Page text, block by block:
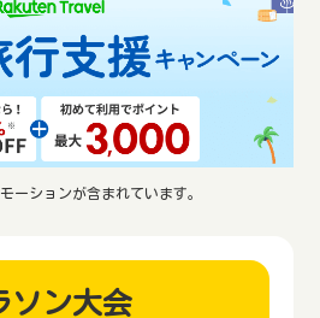
ーションが含まれています。
ソン大会